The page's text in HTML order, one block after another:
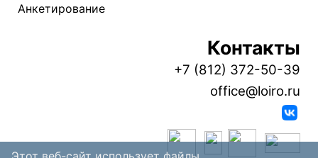
Анкетирование
Контакты
+7 (812) 372-50-39
office@loiro.ru